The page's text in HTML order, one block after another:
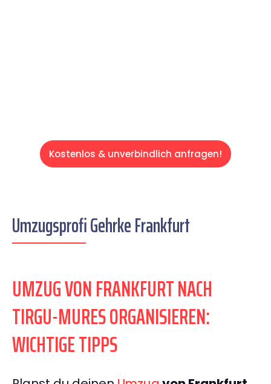
Kostenlos & unverbindlich anfragen!
Umzugsprofi Gehrke Frankfurt
UMZUG VON FRANKFURT NACH
TIRGU-MURES ORGANISIEREN:
WICHTIGE TIPPS